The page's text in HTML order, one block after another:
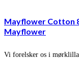
Mayflower Cotton
Mayflower
Vi forelsker os i